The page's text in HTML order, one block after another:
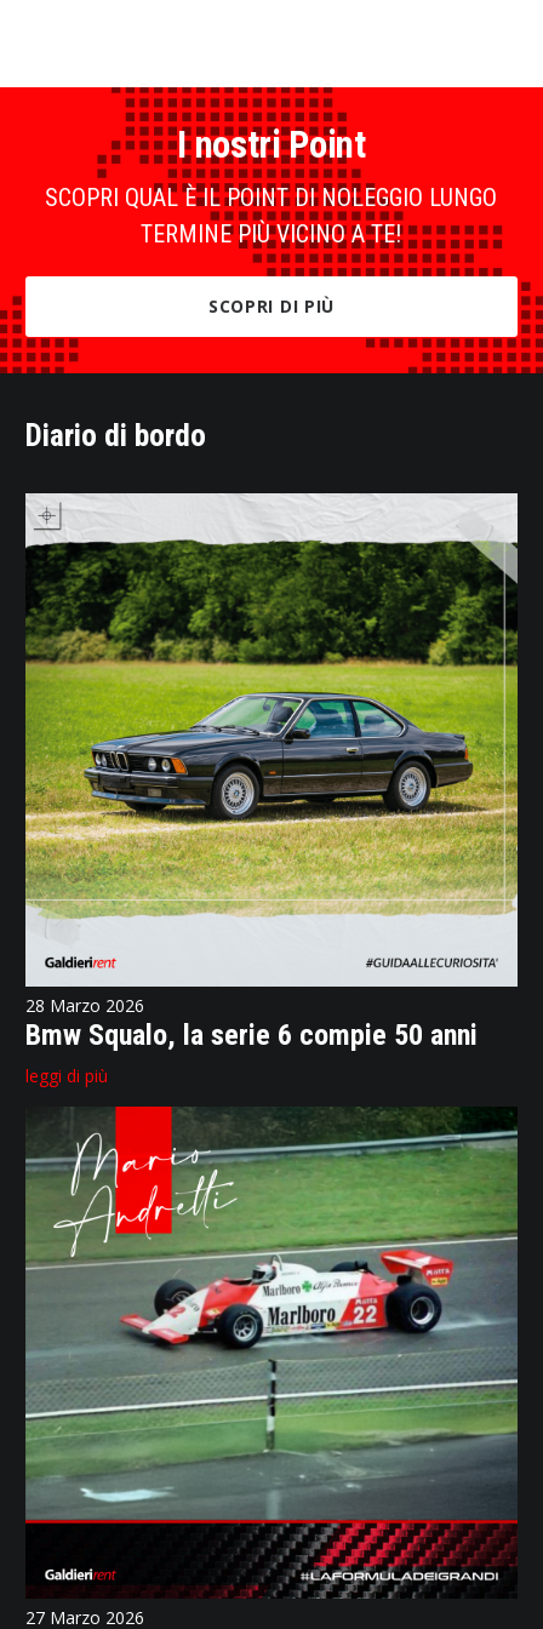
I nostri Point
SCOPRI QUAL È IL POINT DI NOLEGGIO LUNGO
TERMINE PIÙ VICINO A TE!
SCOPRI DI PIÙ
Diario di bordo
28 Marzo 2026
Bmw Squalo, la serie 6 compie 50 anni
leggi di più
27 Marzo 2026